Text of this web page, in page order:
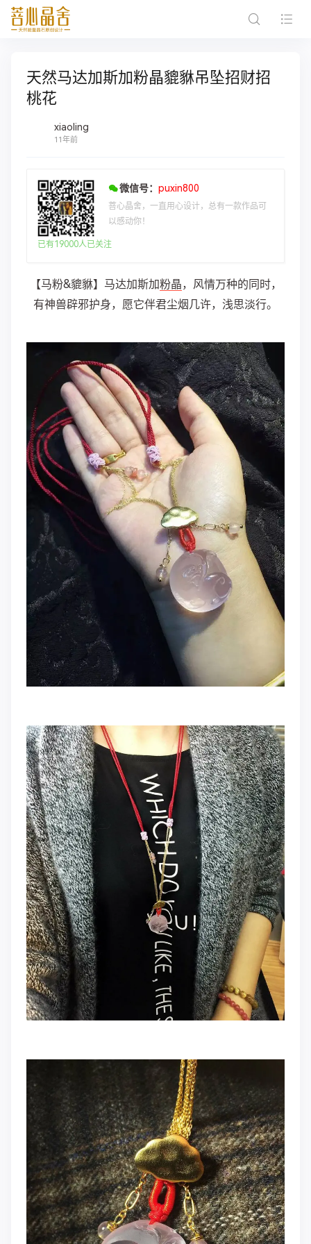
天然马达加斯加粉晶貔貅吊坠招财招
桃花
xiaoling
11年前
微信号： puxin800
菩心晶舍，一直用心设计，总有一款作品可
以感动你！
已有19000人已关注
【马粉&貔貅】马达加斯加粉晶，风情万种的同时，
有神兽辟邪护身，愿它伴君尘烟几许，浅思淡行。